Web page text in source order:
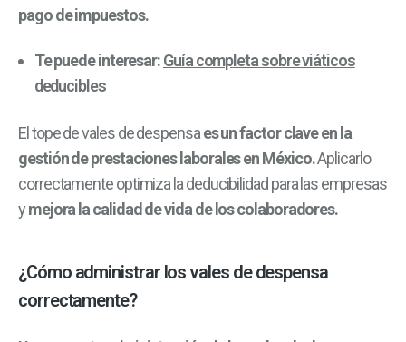
pago de impuestos.
Te puede interesar:Guía completa sobre viáticos
deducibles
El tope de vales de despensaes un factor clave en la
gestión de prestaciones laborales en México.Aplicarlo
correctamente optimiza la deducibilidad para las empresas
ymejora la calidad de vida de los colaboradores.
¿Cómo administrar los vales de despensa
correctamente?